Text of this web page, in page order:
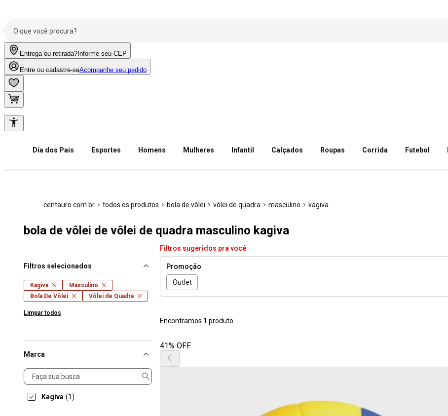
Entrega ou retirada? Informe seu CEP
Entre ou cadastre-seAcompanhe seu pedido
Dia dos Pais Esportes Homens Mulheres Infantil Calçados Roupas Corrida Futebol
centauro.com.br todos os produtos bola de vôlei vôlei de quadra masculino kagiva
bola de vôlei de vôlei de quadra masculino kagiva
Filtros selecionados
Kagiva
Masculino
Bola De Vôlei
Vôlei de Quadra
Limpar todos
Marca
Marca
Kagiva (1)
Filtros sugeridos pra você
Promoção
Outlet
Encontramos 1 produto
41% OFF